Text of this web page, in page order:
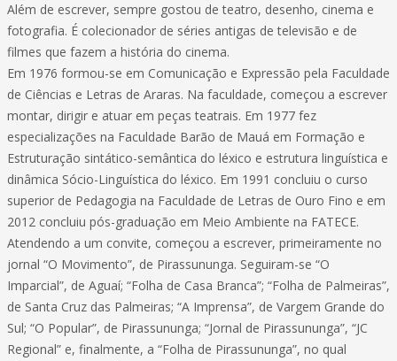
Além de escrever, sempre gostou de teatro, desenho, cinema e
fotografia. É colecionador de séries antigas de televisão e de
filmes que fazem a história do cinema.
Em 1976 formou-se em Comunicação e Expressão pela Faculdade
de Ciências e Letras de Araras. Na faculdade, começou a escrever
montar, dirigir e atuar em peças teatrais. Em 1977 fez
especializações na Faculdade Barão de Mauá em Formação e
Estruturação sintático-semântica do léxico e estrutura linguística e
dinâmica Sócio-Linguística do léxico. Em 1991 concluiu o curso
superior de Pedagogia na Faculdade de Letras de Ouro Fino e em
2012 concluiu pós-graduação em Meio Ambiente na FATECE.
Atendendo a um convite, começou a escrever, primeiramente no
jornal “O Movimento”, de Pirassununga. Seguiram-se “O
Imparcial”, de Aguaí; “Folha de Casa Branca”; “Folha de Palmeiras”,
de Santa Cruz das Palmeiras; “A Imprensa”, de Vargem Grande do
Sul; “O Popular”, de Pirassununga; “Jornal de Pirassununga”, “JC
Regional” e, finalmente, a “Folha de Pirassununga”, no qual